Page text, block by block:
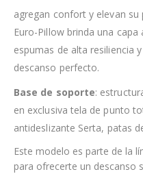
agregan confort y elevan
Euro-Pillow brinda una
espumas de alta resiliencia
descanso perfecto.
Base de soporte:
en exclusiva tela de punto
antideslizante Serta, patas
Este modelo es parte de la
para ofrecerte un descanso